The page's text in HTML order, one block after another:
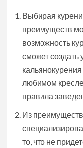
Выбирая
преимуществ
возможность
сможет
любимом
правила
Из
то, что не